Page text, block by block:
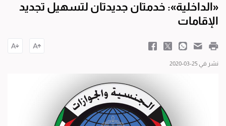
«الداخلية»: خدمتان جديدتان لتسهيل تجديد
الإقامات
نشر في 25-03-2020